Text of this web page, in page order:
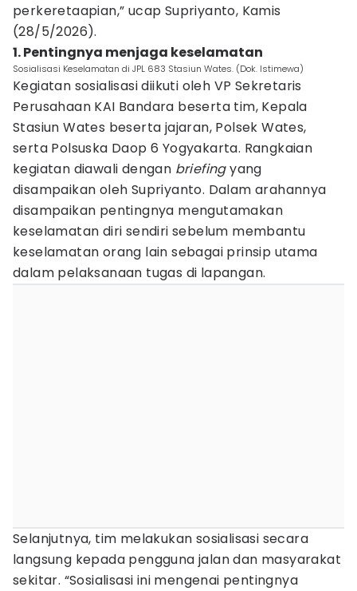
perkeretaapian,” ucap Supriyanto, Kamis
(28/5/2026).
1. Pentingnya menjaga keselamatan
Sosialisasi Keselamatan di JPL 683 Stasiun Wates. (Dok. Istimewa)
Kegiatan sosialisasi diikuti oleh VP Sekretaris
Perusahaan KAI Bandara beserta tim, Kepala
Stasiun Wates beserta jajaran, Polsek Wates,
serta Polsuska Daop 6 Yogyakarta. Rangkaian
kegiatan diawali dengan briefingyang
disampaikan oleh Supriyanto. Dalam arahannya
disampaikan pentingnya mengutamakan
keselamatan diri sendiri sebelum membantu
keselamatan orang lain sebagai prinsip utama
dalam pelaksanaan tugas di lapangan.
Selanjutnya, tim melakukan sosialisasi secara
langsung kepada pengguna jalan dan masyarakat
sekitar. “Sosialisasi ini mengenai pentingnya